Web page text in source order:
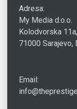
Adresa:
My Media d.o.o.
Kolodvorska
71000 Sarajevo,
Email: